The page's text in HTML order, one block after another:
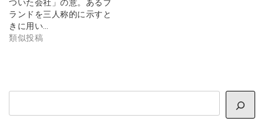
ついた会社」の意。あるブ
ランドを三人称的に示すと
きに用い…
類似投稿
サ